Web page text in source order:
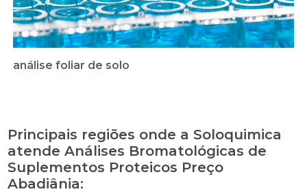
análise foliar de solo
Principais regiões onde a Soloquimica
atende Análises Bromatológicas de
Suplementos Proteicos Preço
Abadiânia: